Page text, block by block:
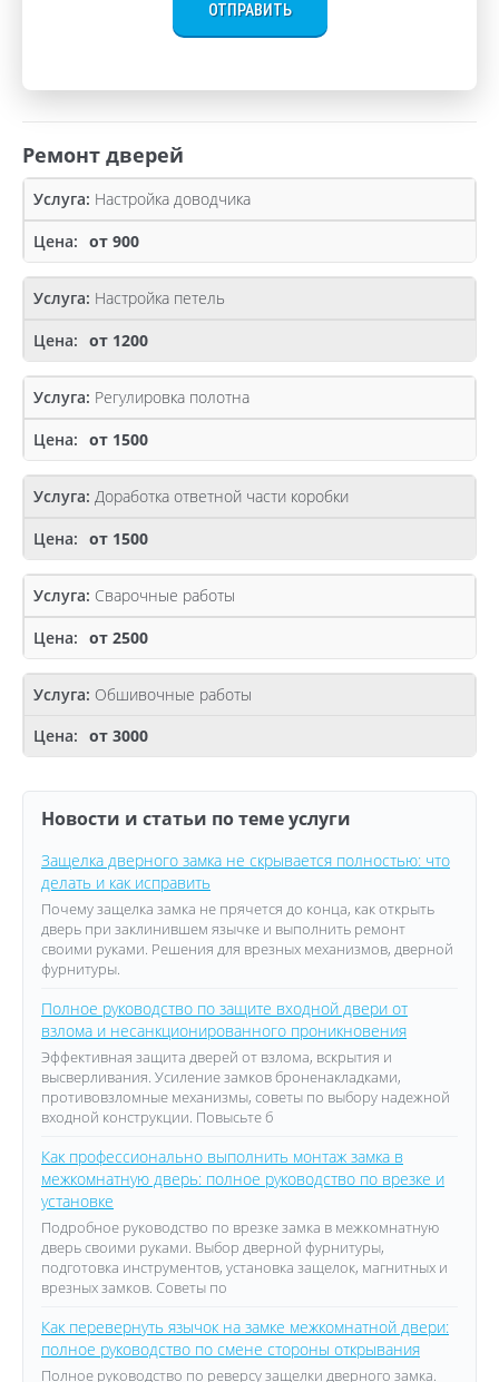
ОТПРАВИТЬ
Ремонт дверей
Настройка доводчика
от 900
Настройка петель
от 1200
Регулировка полотна
от 1500
Доработка ответной части коробки
от 1500
Сварочные работы
от 2500
Обшивочные работы
от 3000
Новости и статьи по теме услуги
Защелка дверного замка не скрывается полностью: что
делать и как исправить
Почему защелка замка не прячется до конца, как открыть
дверь при заклинившем язычке и выполнить ремонт
своими руками. Решения для врезных механизмов, дверной
фурнитуры.
Полное руководство по защите входной двери от
взлома и несанкционированного проникновения
Эффективная защита дверей от взлома, вскрытия и
высверливания. Усиление замков броненакладками,
противовзломные механизмы, советы по выбору надежной
входной конструкции. Повысьте б
Как профессионально выполнить монтаж замка в
межкомнатную дверь: полное руководство по врезке и
установке
Подробное руководство по врезке замка в межкомнатную
дверь своими руками. Выбор дверной фурнитуры,
подготовка инструментов, установка защелок, магнитных и
врезных замков. Советы по
Как перевернуть язычок на замке межкомнатной двери:
полное руководство по смене стороны открывания
Полное руководство по реверсу защелки дверного замка.